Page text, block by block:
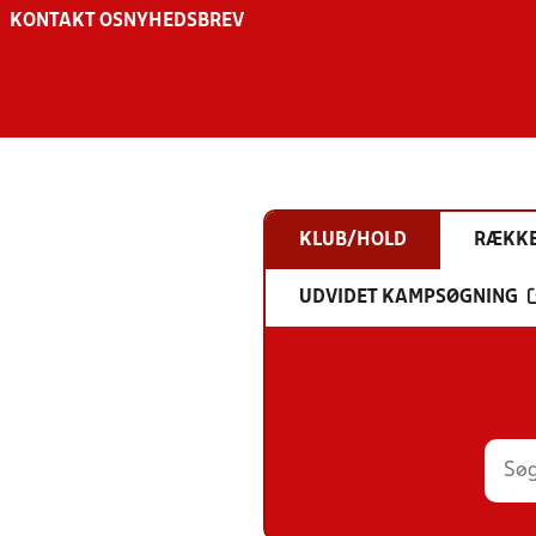
KONTAKT OS NYHEDSBREV
KLUB/HOLD
UDVIDET KAMPSØGNING